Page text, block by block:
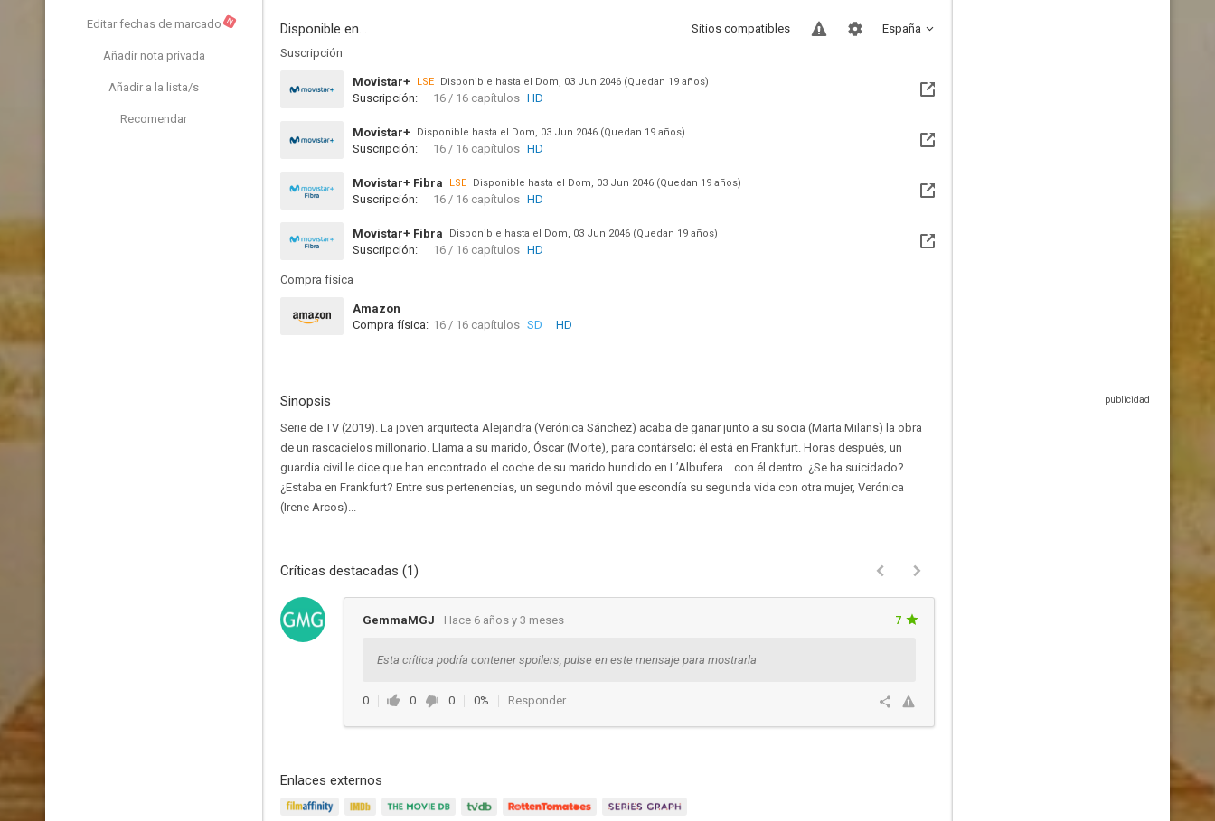
Editar fechas de marcado N
Añadir nota privada
Añadir a la lista/s
Recomendar
Disponible en... España
Sitios compatibles
Suscripción
Movistar+ LSE Disponible hasta el Dom, 03 Jun 2046 (Quedan 19 años)
Suscripción: 16 / 16 capítulos HD
Movistar+ Disponible hasta el Dom, 03 Jun 2046 (Quedan 19 años)
Suscripción: 16 / 16 capítulos HD
Movistar+ Fibra LSE Disponible hasta el Dom, 03 Jun 2046 (Quedan 19 años)
Suscripción: 16 / 16 capítulos HD
Movistar+ Fibra Disponible hasta el Dom, 03 Jun 2046 (Quedan 19 años)
Suscripción: 16 / 16 capítulos HD
Compra física
Amazon
Compra física: 16 / 16 capítulos SD HD
Sinopsis
Serie de TV (2019). La joven arquitecta Alejandra (Verónica Sánchez) acaba de ganar junto a su socia (Marta Milans) la obra
de un rascacielos millonario. Llama a su marido, Óscar (Morte), para contárselo; él está en Frankfurt. Horas después, un
guardia civil le dice que han encontrado el coche de su marido hundido en L’Albufera... con él dentro. ¿Se ha suicidado?
¿Estaba en Frankfurt? Entre sus pertenencias, un segundo móvil que escondía su segunda vida con otra mujer, Verónica
(Irene Arcos)...
Críticas destacadas (1)
GemmaMGJ Hace 6 años y 3 meses 7
Esta crítica podría contener spoilers, pulse en este mensaje para mostrarla
0 0 0 0% Responder
Enlaces externos